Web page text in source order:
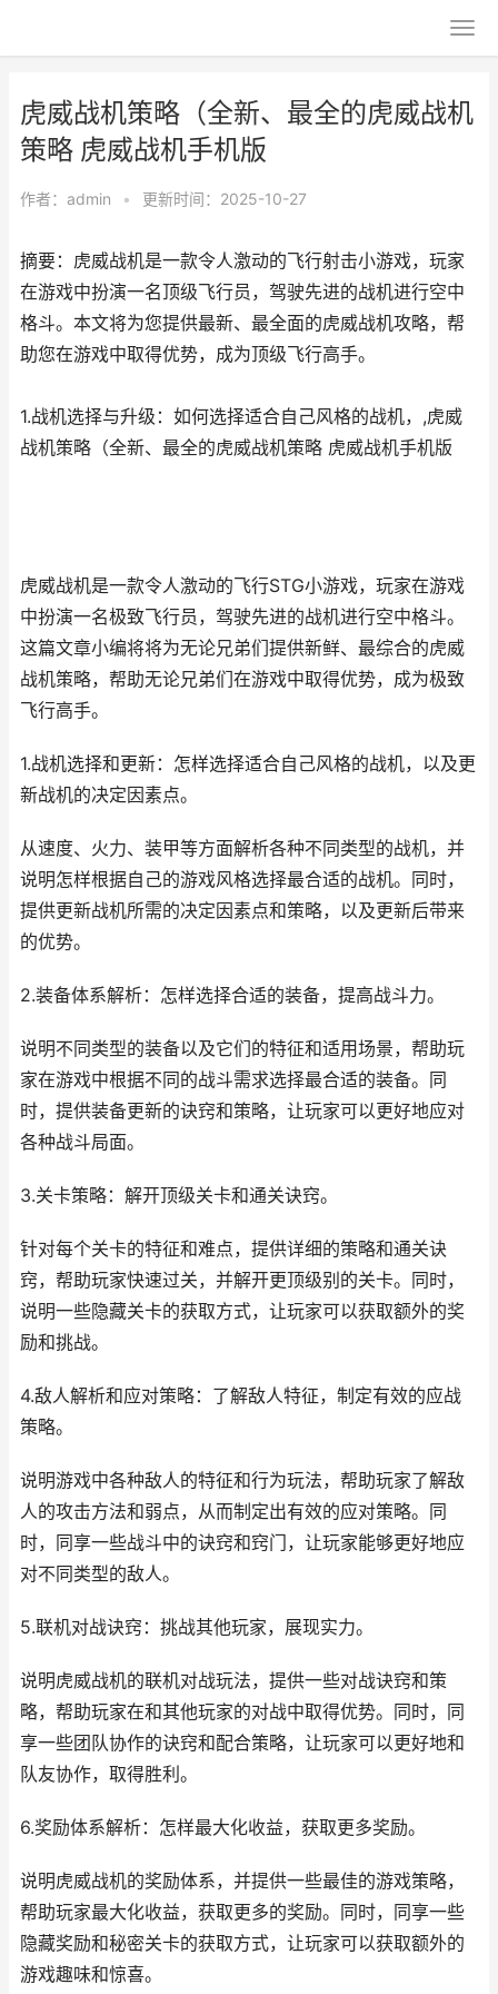
虎威战机策略（全新、最全的虎威战机
策略 虎威战机手机版
作者： admin • 更新时间：2025-10-27
摘要：虎威战机是一款令人激动的飞行射击小游戏，玩家
在游戏中扮演一名顶级飞行员，驾驶先进的战机进行空中
格斗。本文将为您提供最新、最全面的虎威战机攻略，帮
助您在游戏中取得优势，成为顶级飞行高手。
1.战机选择与升级：如何选择适合自己风格的战机，,虎威
战机策略（全新、最全的虎威战机策略 虎威战机手机版
虎威战机是一款令人激动的飞行STG小游戏，玩家在游戏
中扮演一名极致飞行员，驾驶先进的战机进行空中格斗。
这篇文章小编将将为无论兄弟们提供新鲜、最综合的虎威
战机策略，帮助无论兄弟们在游戏中取得优势，成为极致
飞行高手。
1.战机选择和更新：怎样选择适合自己风格的战机，以及更
新战机的决定因素点。
从速度、火力、装甲等方面解析各种不同类型的战机，并
说明怎样根据自己的游戏风格选择最合适的战机。同时，
提供更新战机所需的决定因素点和策略，以及更新后带来
的优势。
2.装备体系解析：怎样选择合适的装备，提高战斗力。
说明不同类型的装备以及它们的特征和适用场景，帮助玩
家在游戏中根据不同的战斗需求选择最合适的装备。同
时，提供装备更新的诀窍和策略，让玩家可以更好地应对
各种战斗局面。
3.关卡策略：解开顶级关卡和通关诀窍。
针对每个关卡的特征和难点，提供详细的策略和通关诀
窍，帮助玩家快速过关，并解开更顶级别的关卡。同时，
说明一些隐藏关卡的获取方式，让玩家可以获取额外的奖
励和挑战。
4.敌人解析和应对策略：了解敌人特征，制定有效的应战
策略。
说明游戏中各种敌人的特征和行为玩法，帮助玩家了解敌
人的攻击方法和弱点，从而制定出有效的应对策略。同
时，同享一些战斗中的诀窍和窍门，让玩家能够更好地应
对不同类型的敌人。
5.联机对战诀窍：挑战其他玩家，展现实力。
说明虎威战机的联机对战玩法，提供一些对战诀窍和策
略，帮助玩家在和其他玩家的对战中取得优势。同时，同
享一些团队协作的诀窍和配合策略，让玩家可以更好地和
队友协作，取得胜利。
6.奖励体系解析：怎样最大化收益，获取更多奖励。
说明虎威战机的奖励体系，并提供一些最佳的游戏策略，
帮助玩家最大化收益，获取更多的奖励。同时，同享一些
隐藏奖励和秘密关卡的获取方式，让玩家可以获取额外的
游戏趣味和惊喜。